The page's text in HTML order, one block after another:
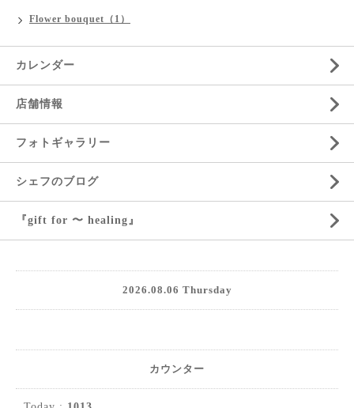
Flower bouquet（1）
カレンダー
店舗情報
フォトギャラリー
シェフのブログ
『gift for 〜 healing』
2026.08.06 Thursday
カウンター